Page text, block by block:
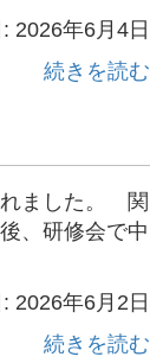
2026年6月4日
続きを読む
れました。 関
、研修会で中
2026年6月2日
続きを読む